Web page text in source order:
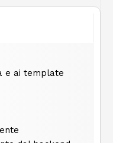
e ai template